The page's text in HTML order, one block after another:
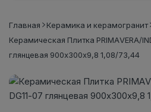
Главная
Керамика и керамогранит
Керамическая Плитка PRIMAVERA/
глянцевая 900х300х9,8 1,08/73,44